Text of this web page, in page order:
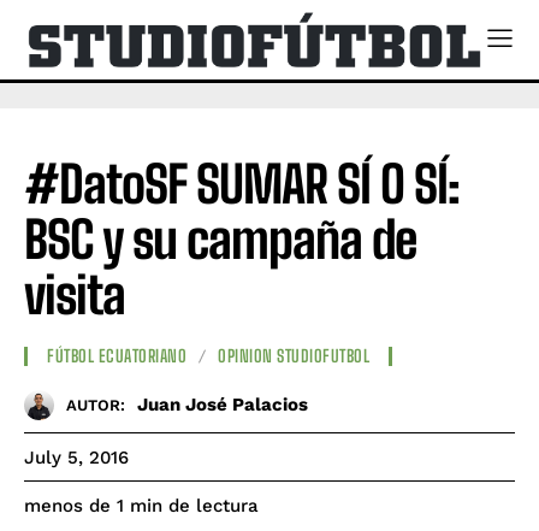
#DatoSF SUMAR SÍ O SÍ:
BSC y su campaña de
visita
FÚTBOL ECUATORIANO OPINION STUDIOFUTBOL
AUTOR: Juan José Palacios
July 5, 2016
menos de 1 min de lectura